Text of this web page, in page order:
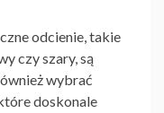
odcienie, takie
czy szary, są
wybrać
doskonale